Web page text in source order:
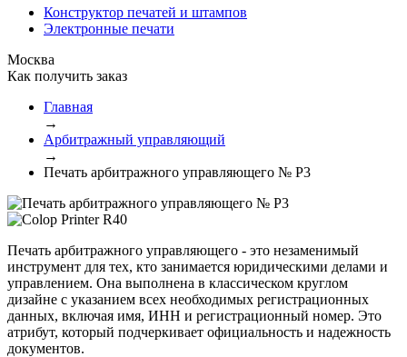
Конструктор печатей и штампов
Электронные печати
Москва
Как получить заказ
Главная
→
Арбитражный управляющий
→
Печать арбитражного управляющего № Р3
Печать арбитражного управляющего - это незаменимый
инструмент для тех, кто занимается юридическими делами и
управлением. Она выполнена в классическом круглом
дизайне с указанием всех необходимых регистрационных
данных, включая имя, ИНН и регистрационный номер. Это
атрибут, который подчеркивает официальность и надежность
документов.